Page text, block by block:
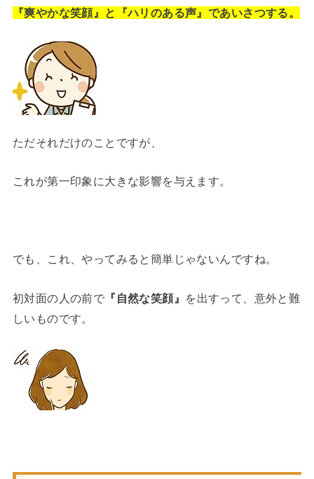
『爽やかな笑顔』と『ハリのある声』であいさつする。
ただそれだけのことですが、
これが第一印象に大きな影響を与えます。
でも、これ、やってみると簡単じゃないんですね。
初対面の人の前で 『自然な笑顔』
を出すって、意外と難
しいものです。